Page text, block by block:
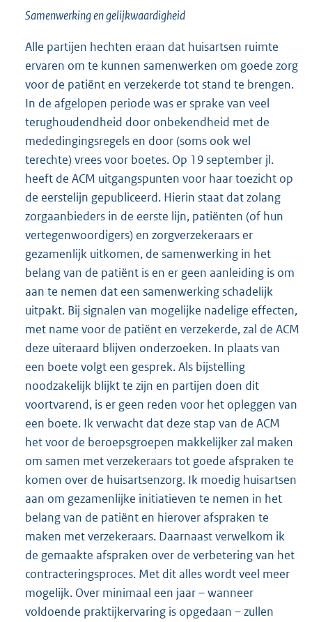
Samenwerking en gelijkwaardigheid
Alle partijen hechten eraan dat huisartsen ruimte
ervaren om te kunnen samenwerken om goede zorg
voor de patiënt en verzekerde tot stand te brengen.
In de afgelopen periode was er sprake van veel
terughoudendheid door onbekendheid met de
mededingingsregels en door (soms ook wel
terechte) vrees voor boetes. Op 19 september jl.
heeft de ACM uitgangspunten voor haar toezicht op
de eerstelijn gepubliceerd. Hierin staat dat zolang
zorgaanbieders in de eerste lijn, patiënten (of hun
vertegenwoordigers) en zorgverzekeraars er
gezamenlijk uitkomen, de samenwerking in het
belang van de patiënt is en er geen aanleiding is om
aan te nemen dat een samenwerking schadelijk
uitpakt. Bij signalen van mogelijke nadelige effecten,
met name voor de patiënt en verzekerde, zal de ACM
deze uiteraard blijven onderzoeken. In plaats van
een boete volgt een gesprek. Als bijstelling
noodzakelijk blijkt te zijn en partijen doen dit
voortvarend, is er geen reden voor het opleggen van
een boete. Ik verwacht dat deze stap van de ACM
het voor de beroepsgroepen makkelijker zal maken
om samen met verzekeraars tot goede afspraken te
komen over de huisartsenzorg. Ik moedig huisartsen
aan om gezamenlijke initiatieven te nemen in het
belang van de patiënt en hierover afspraken te
maken met verzekeraars. Daarnaast verwelkom ik
de gemaakte afspraken over de verbetering van het
contracteringsproces. Met dit alles wordt veel meer
mogelijk. Over minimaal een jaar – wanneer
voldoende praktijkervaring is opgedaan – zullen